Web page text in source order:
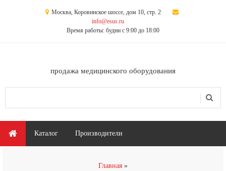
Москва, Коровинское шоссе, дом 10, стр. 2
info@esus.ru
Время работы: будни с 9:00 до 18:00
продажа медицинского оборудования
Главное меню
Каталог Производители
Главная